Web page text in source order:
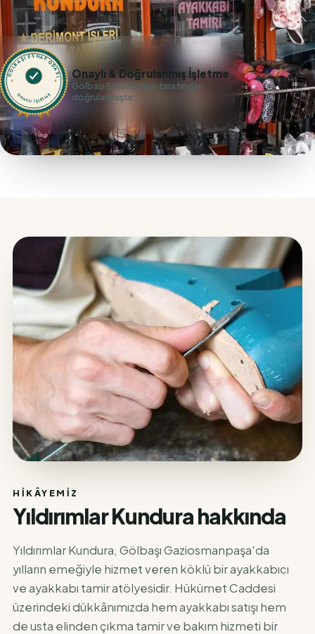
GÖLBAŞI ESNAF ODASI
ONAYLI İŞLETME
Onaylı & Doğrulanmış İşletme
Gölbaşı Esnaf Odası tarafından
doğrulanmıştır.
HIKÂYEMIZ
Yıldırımlar Kundura hakkında
Yıldırımlar Kundura, Gölbaşı Gaziosmanpaşa'da
yılların emeğiyle hizmet veren köklü bir ayakkabıcı
ve ayakkabı tamir atölyesidir. Hükümet Caddesi
üzerindeki dükkânımızda hem ayakkabı satışı hem
de usta elinden çıkma tamir ve bakım hizmeti bir